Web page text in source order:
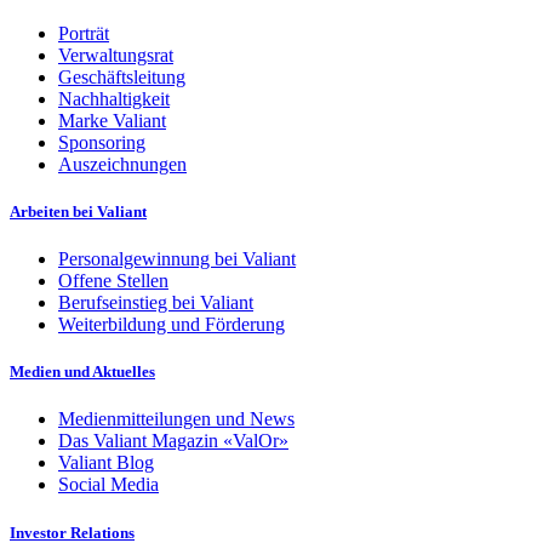
Porträt
Verwaltungsrat
Geschäftsleitung
Nachhaltigkeit
Marke Valiant
Sponsoring
Auszeichnungen
Arbeiten bei Valiant
Personalgewinnung bei Valiant
Offene Stellen
Berufseinstieg bei Valiant
Weiterbildung und Förderung
Medien und Aktuelles
Medienmitteilungen und News
Das Valiant Magazin «ValOr»
Valiant Blog
Social Media
Investor Relations